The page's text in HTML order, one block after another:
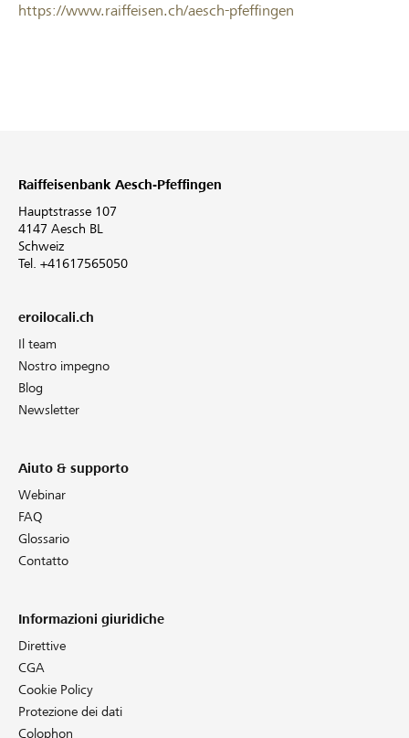
https://www.raiffeisen.ch/aesch-pfeffingen
Raiffeisenbank Aesch-Pfeffingen
Hauptstrasse 107
4147 Aesch BL
Schweiz
Tel. +41617565050
eroilocali.ch
Il team
Nostro impegno
Blog
Newsletter
Aiuto & supporto
Webinar
FAQ
Glossario
Contatto
Informazioni giuridiche
Direttive
CGA
Cookie Policy
Protezione dei dati
Colophon